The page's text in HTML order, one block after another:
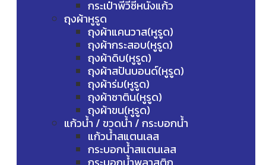
กระเป๋าพีวีซีหนังแก้ว
ถุงผ้าหูรูด
ถุงผ้าแคนวาส(หูรูด)
ถุงผ้ากระสอบ(หูรูด)
ถุงผ้าดิบ(หูรูด)
ถุงผ้าสปันบอนด์(หูรูด)
ถุงผ้าร่ม(หูรูด)
ถุงผ้าซาติน(หูรูด)
ถุงผ้าขน(หูรูด)
แก้วน้ำ / ขวดน้ำ / กระบอกน้ำ
แก้วน้ำสแตนเลส
กระบอกน้ำสแตนเลส